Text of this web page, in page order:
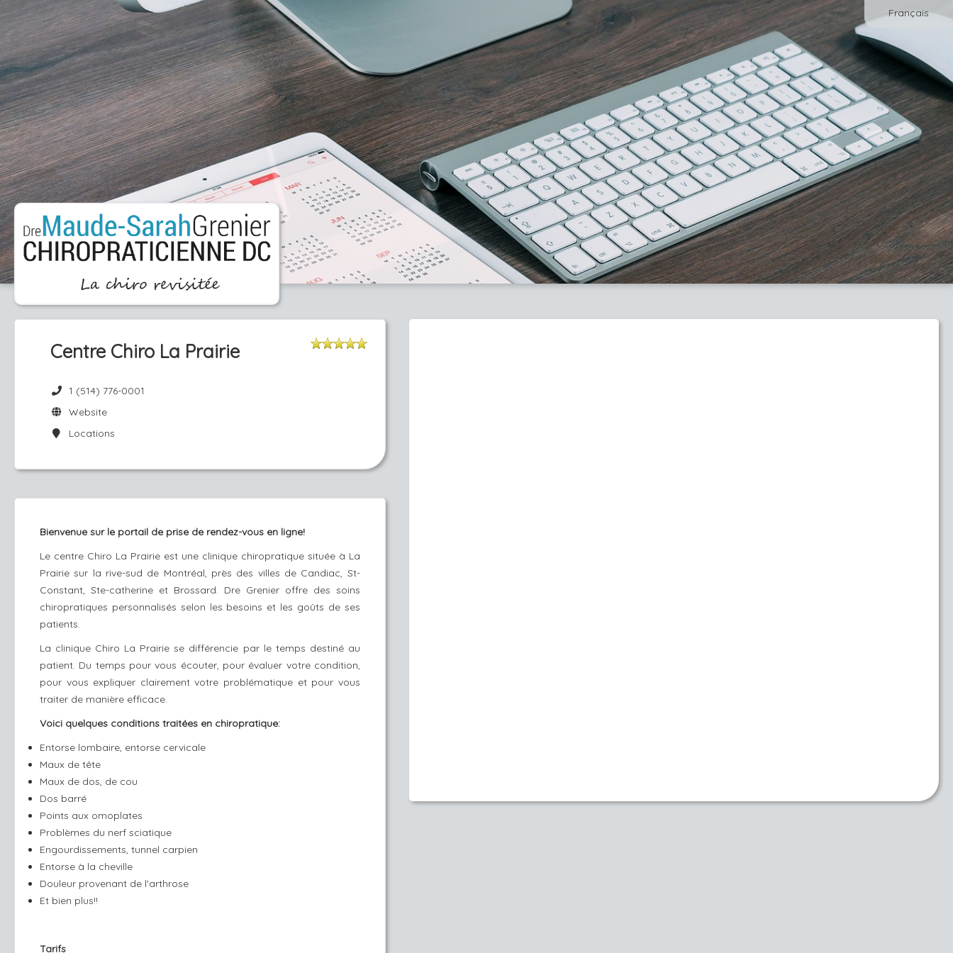
Français
Centre Chiro La Prairie
1 (514) 776-0001
Website
Locations
Bienvenue sur le portail de prise de rendez-vous en ligne!
Le centre Chiro La Prairie est une clinique chiropratique située à La
Prairie sur la rive-sud de Montréal, près des villes de Candiac, St-
Constant, Ste-catherine et Brossard. Dre Grenier offre des soins
chiropratiques personnalisés selon les besoins et les goûts de ses
patients.
La clinique Chiro La Prairie se différencie par le temps destiné au
patient. Du temps pour vous écouter, pour évaluer votre condition,
pour vous expliquer clairement votre problématique et pour vous
traiter de manière efficace.
Voici quelques conditions traitées en chiropratique:
Entorse lombaire, entorse cervicale
Maux de tête
Maux de dos, de cou
Dos barré
Points aux omoplates
Problèmes du nerf sciatique
Engourdissements, tunnel carpien
Entorse à la cheville
Douleur provenant de l'arthrose
Et bien plus!!
Tarifs